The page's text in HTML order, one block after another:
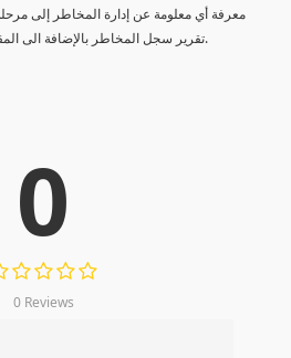
معرفة أي معلومة عن إدارة المخاطر إلى
تقرير سجل المخاطر بالإضافة الى المقدرة التامية لإدارة مخاطر المشاريع.
0
0 Reviews